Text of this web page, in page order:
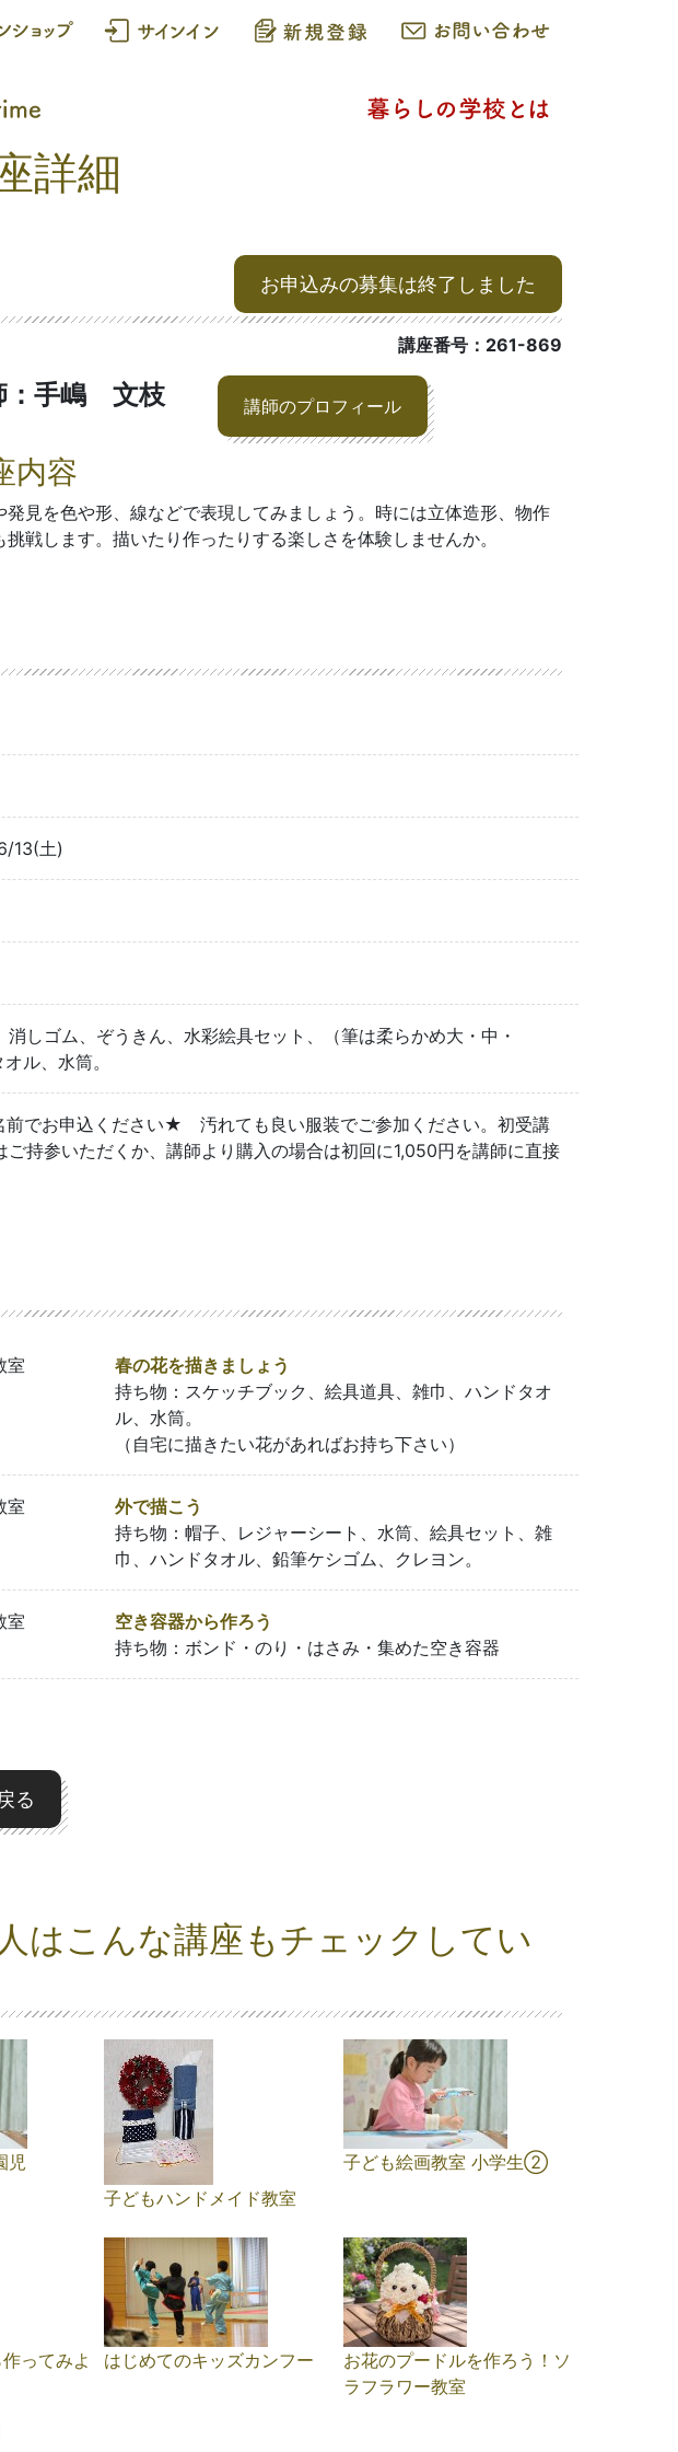
詳細
お申込みの募集は終了しました
講座番号：261-869
：手嶋 文枝 講師のプロフィール
内容
発見を色や形、線などで表現してみましょう。時には立体造形、物作
挑戦します。描いたり作ったりする楽しさを体験しませんか。
13(土)
しゴム、ぞうきん、水彩絵具セット、（筆は柔らかめ大・中・
ル、水筒。
でお申込ください★ 汚れても良い服装でご参加ください。初受講
持参いただくか、講師より購入の場合は初回に1,050円を講師に直接
室
春の花を描きましょう
持ち物：スケッチブック、絵具道具、雑巾、ハンドタオ
ル、水筒。
（自宅に描きたい花があればお持ち下さい）
室
外で描こう
持ち物：帽子、レジャーシート、水筒、絵具セット、雑
巾、ハンドタオル、鉛筆ケシゴム、クレヨン。
室
空き容器から作ろう
持ち物：ボンド・のり・はさみ・集めた空き容器
る
はこんな講座もチェックしてい
児
子どもハンドメイド教室
子ども絵画教室 小学生➁
ってみよ
はじめてのキッズカンフー
お花のプードルを作ろう！ソ
ラフラワー教室